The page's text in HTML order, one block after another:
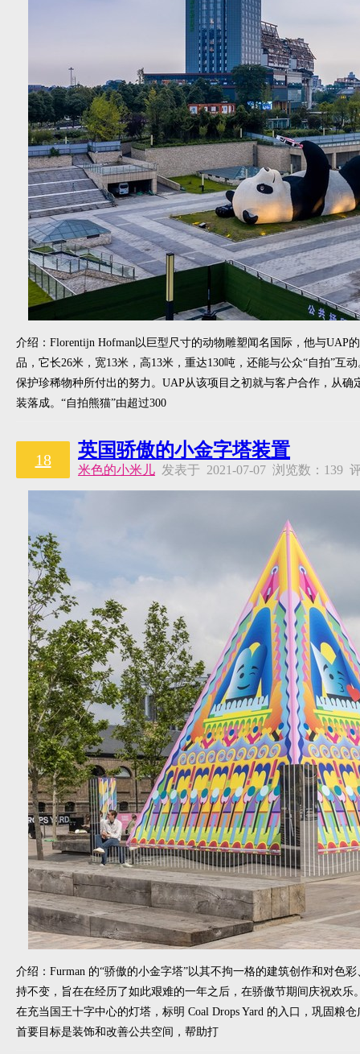
介绍：Florentijn Hofman以巨型尺寸的动物雕塑闻名国际，他与UAP
品，它长26米，宽13米，高13米，重达130吨，还能与公众“自拍”互
保护珍稀物种所付出的努力。UAP从该项目之初就与客户合作，从
装落成。“自拍熊猫”由超过300
18 英国骄傲的小金字塔装置
米色的小米儿 发表于 2021-07-07 浏览数：139
介绍：Furman 的“骄傲的小金字塔”以其不拘一格的建筑创作和对色
持不变，旨在在经历了如此艰难的一年之后，在骄傲节期间庆祝欢
在充当国王十字中心的灯塔，标明 Coal Drops Yard 的入口，巩固粮
首要目标是装饰和改善公共空间，帮助打